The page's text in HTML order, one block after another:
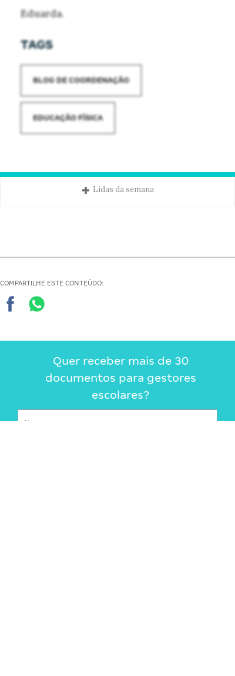
Eduarda.
TAGS
BLOG DE COORDENAÇÃO
EDUCAÇÃO FÍSICA
Lidas da semana
COMPARTILHE ESTE CONTEÚDO:
Quer receber mais de 30
documentos para gestores
escolares?